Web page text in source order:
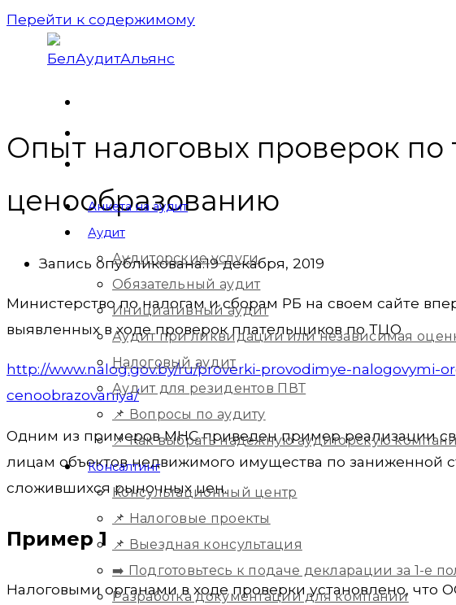
Перейти к содержимому
Анкета на аудит
Аудит
Аудиторские услуги
Обязательный аудит
Инициативный аудит
Аудит при ликвидации или независимая
Налоговый аудит
Аудит для резидентов ПВТ
📌 Вопросы по аудиту
📌 Как выбрать надежную аудиторскую
Консалтинг
Консультационный центр
📌 Налоговые проекты
📌 Выездная консультация
➡️ Подготовьтесь к подаче декларации за 1-е
Разработка документации для компании
Опыт налоговых проверок по
ценообразованию
Запись опубликована:19 декабря, 2019
Министерство по налогам и сборам РБ на своем сайте
выявленных в ходе проверок плательщиков по ТЦО
http://www.nalog.gov.by/ru/proverki-provodimye-
cenoobrazovaniya/
Одним из примеров МНС приведен пример реализации
лицам объектов недвижимого имущества по заниженной
сложившихся рыночных цен.
Пример 1
Налоговыми органами в ходе проверки установлено, что